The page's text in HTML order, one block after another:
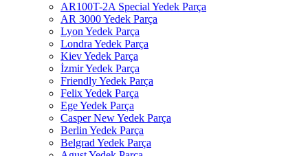
AR100T-2A Special Yedek Parça
AR 3000 Yedek Parça
Lyon Yedek Parça
Londra Yedek Parça
Kiev Yedek Parça
İzmir Yedek Parça
Friendly Yedek Parça
Felix Yedek Parça
Ege Yedek Parça
Casper New Yedek Parça
Berlin Yedek Parça
Belgrad Yedek Parça